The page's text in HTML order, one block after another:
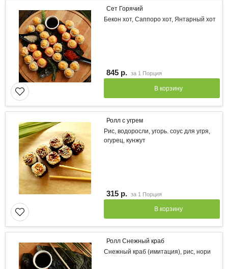
Сет Горячий
Бекон хот, Саппоро хот, Янтарный хот
845 р. за 1 Порция
В корзину
Ролл с угрем
Рис, водоросли, угорь. соус для угря,
огурец, кунжут
315 р. за 1 Порция
В корзину
Ролл Снежный краб
Снежный краб (имитация), рис, нори